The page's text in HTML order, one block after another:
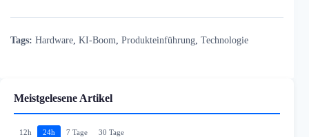
Tags: Hardware KI-Boom Produkteinführung Technologie
Meistgelesene Artikel
12h 24h 7 Tage 30 Tage